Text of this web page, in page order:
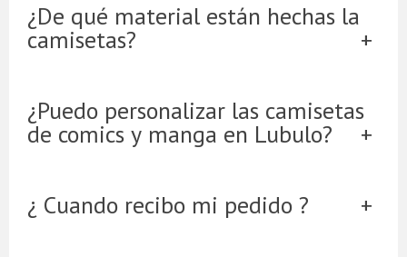
¿De qué material están hechas la
camisetas?
¿Puedo personalizar las camisetas
de comics y manga en Lubulo?
¿ Cuando recibo mi pedido ?